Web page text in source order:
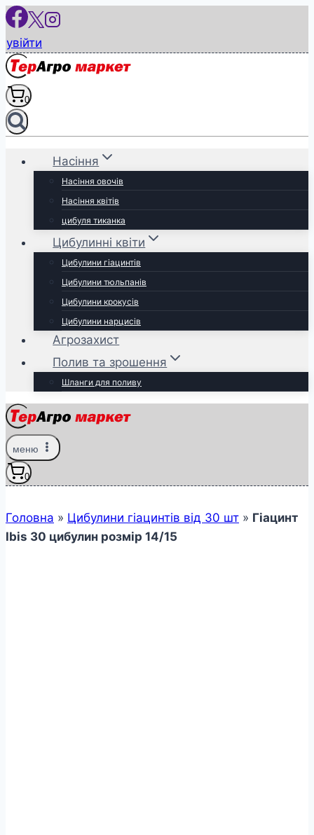
Перейти
вмісту
увійти
0
Насіння
Насіння овочів
Насіння квітів
цибуля тиканка
Цибулинні квіти
Цибулини гіацинтів
Цибулини тюльпанів
Цибулини крокусів
Цибулини нарцисів
Агрозахист
Полив та зрошення
Шланги для поливу
меню
0
Головна » Цибулини гіацинтів від 30 шт » Гіацинт
Ibis 30 цибулин розмір 14/15